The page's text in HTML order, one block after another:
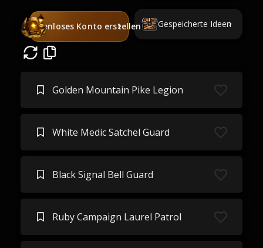
Kostenloses Konto erstellen Gespeicherte Ideen
Golden Mountain Pike Legion
White Medic Satchel Guard
Black Signal Bell Guard
Ruby Campaign Laurel Patrol